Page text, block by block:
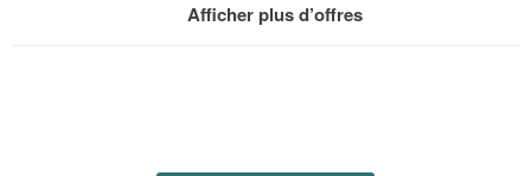
Afficher plus d’offres